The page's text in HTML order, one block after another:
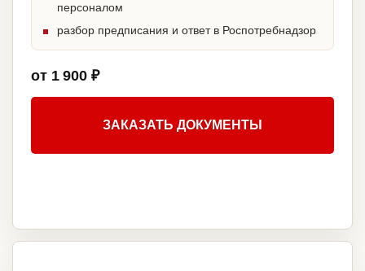
персоналом
разбор предписания и ответ в Роспотребнадзор
от 1 900 ₽
ЗАКАЗАТЬ ДОКУМЕНТЫ